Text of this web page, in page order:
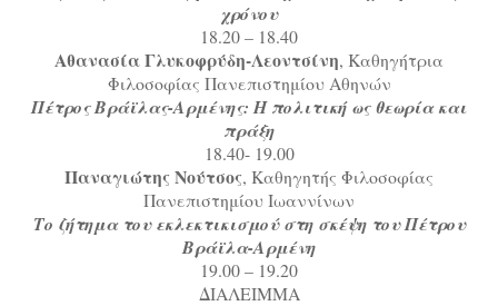
χρόνου
18.20 – 18.40
Αθανασία Γλυκοφρύδη-Λεοντσίνη, Καθηγήτρια
Φιλοσοφίας Πανεπιστημίου Αθηνών
Πέτρος Βράϊλας-Αρμένης: Η πολιτική ως θεωρία και
πράξη
18.40- 19.00
Παναγιώτης Νούτσος, Καθηγητής Φιλοσοφίας
Πανεπιστημίου Ιωαννίνων
Το ζήτημα του εκλεκτικισμού στη σκέψη του Πέτρου
Βράϊλα-Αρμένη
19.00 – 19.20
ΔΙΑΛΕΙΜΜΑ